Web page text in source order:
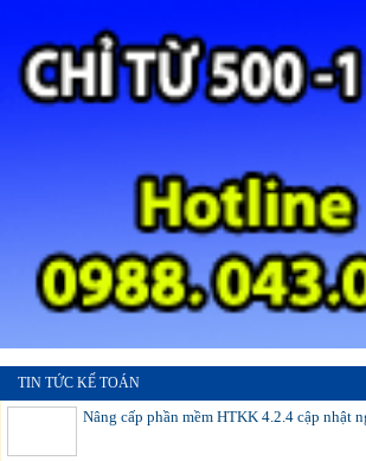
TIN TỨC KẾ TOÁN
Nâng cấp phần mềm HTKK 4.2.4 cập nhật